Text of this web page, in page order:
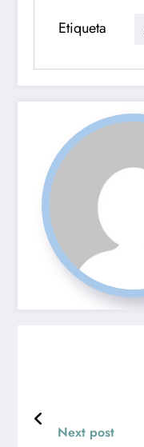
Etiqueta
Next post